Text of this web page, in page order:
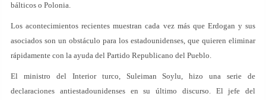
bálticos o Polonia.
Los acontecimientos recientes muestran cada vez más que Erdogan y sus
asociados son un obstáculo para los estadounidenses, que quieren eliminar
rápidamente con la ayuda del Partido Republicano del Pueblo.
El ministro del Interior turco, Suleiman Soylu, hizo una serie de
declaraciones antiestadounidenses en su último discurso. El jefe del